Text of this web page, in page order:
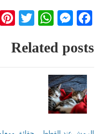
Facebook
Related posts